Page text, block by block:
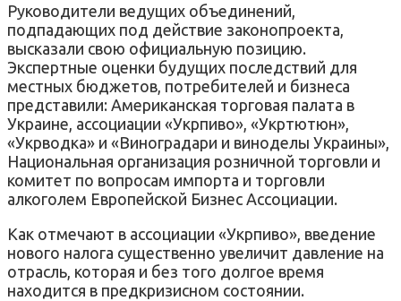
Руководители ведущих объединений,
подпадающих под действие законопроекта,
высказали свою официальную позицию.
Экспертные оценки будущих последствий для
местных бюджетов, потребителей и бизнеса
представили: Американская торговая палата в
Украине, ассоциации «Укрпиво», «Укртютюн»,
«Укрводка» и «Виноградари и виноделы Украины»,
Национальная организация розничной торговли и
комитет по вопросам импорта и торговли
алкоголем Европейской Бизнес Ассоциации.
Как отмечают в ассоциации «Укрпиво», введение
нового налога существенно увеличит давление на
отрасль, которая и без того долгое время
находится в предкризисном состоянии.